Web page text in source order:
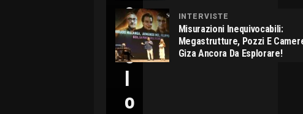
C
C
O
L
O
INTERVISTE
Misurazioni Inequivocabili:
Megastrutture, Pozzi E
Giza Ancora Da Esplorare!